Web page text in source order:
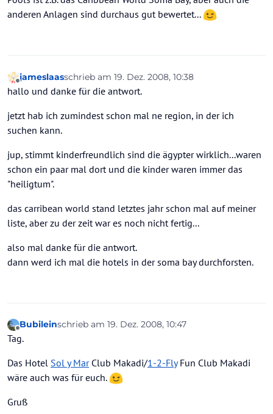
anderen Anlagen sind durchaus gut bewertet...
Offline
jameslaasschrieb am 19. Dez. 2008, 10:38
zuletzt editiert von
hallo und danke für die antwort.
jetzt hab ich zumindest schon mal ne region, in der ich
suchen kann.
jup, stimmt kinderfreundlich sind die ägypter wirklich...waren
schon ein paar mal dort und die kinder waren immer das
"heiligtum".
das carribean world stand letztes jahr schon mal auf meiner
liste, aber zu der zeit war es noch nicht fertig...
also mal danke für die antwort.
dann werd ich mal die hotels in der soma bay durchforsten.
Offline
Bubileinschrieb am 19. Dez. 2008, 10:47
zuletzt editiert von
Tag.
Das Hotel Sol y MarClub Makadi/1-2-FlyFun Club Makadi
wäre auch was für euch.
Gruß